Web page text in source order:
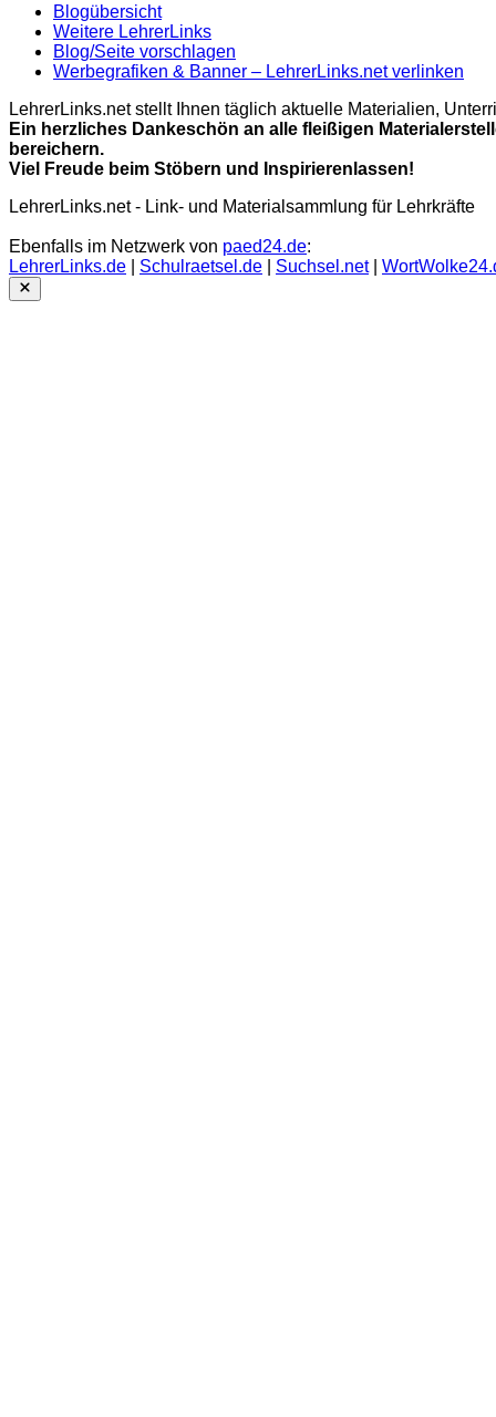
Blogübersicht
Weitere LehrerLinks
Blog/Seite vorschlagen
Werbegrafiken & Banner – LehrerLinks.net verlinken
LehrerLinks.net stellt Ihnen täglich aktuelle Materialien,
Ein herzliches Dankeschön an alle fleißigen
bereichern.
Viel Freude beim Stöbern und Inspirierenlassen!
LehrerLinks.net - Link- und Materialsammlung für Lehrkräfte
Ebenfalls im Netzwerk von paed24.de:
LehrerLinks.de
Schulraetsel.de Suchsel.net|
Close